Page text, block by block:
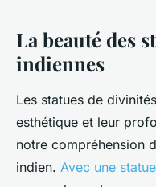
La beauté des
indiennes
Les statues de
esthétique et leur
notre compréhension
indien. Avec une